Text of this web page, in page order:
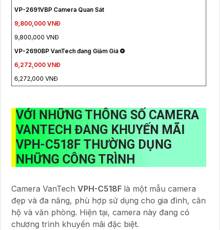
VP-2691VBP Camera Quan Sát
9,800,000 VNĐ
9,800,000 VNĐ
VP-2690BP VanTech đang Giảm Giá ❂
6,272,000 VNĐ
6,272,000 VNĐ
VỚI NHỮNG THÔNG SỐ CAMERA
VANTECH ĐANG KHUYẾN MÃI
VPH-C518F THƯỜNG DỤNG
NHỮNG CÔNG TRÌNH
Camera VanTech VPH-C518F là một mẫu camera
đẹp và đa năng, phù hợp sử dụng cho gia đình, căn
hộ và văn phòng. Hiện tại, camera này đang có
chương trình khuyến mãi đặc biệt.